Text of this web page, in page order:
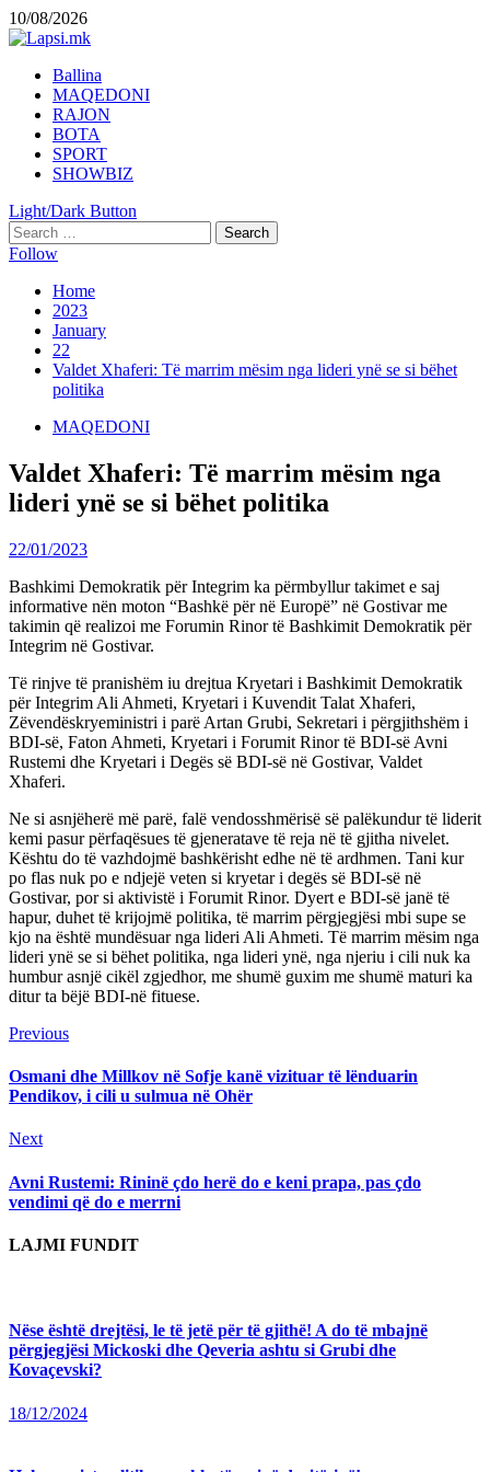
Skip
to
10/08/2026
Primary
Menu
Ballina
MAQEDONI
RAJON
BOTA
SPORT
SHOWBIZ
Light/Dark Button
Search
for:
Follow
Home
2023
January
22
Valdet Xhaferi: Të marrim mësim nga lideri ynë se si bëhet
politika
MAQEDONI
Valdet Xhaferi: Të marrim mësim nga
lideri ynë se si bëhet politika
22/01/2023
Bashkimi Demokratik për Integrim ka përmbyllur takimet e saj
informative nën moton “Bashkë për në Europë” në Gostivar me
takimin që realizoi me Forumin Rinor të Bashkimit Demokratik për
Integrim në Gostivar.
Të rinjve të pranishëm iu drejtua Kryetari i Bashkimit Demokratik
për Integrim Ali Ahmeti, Kryetari i Kuvendit Talat Xhaferi,
Zëvendëskryeministri i parë Artan Grubi, Sekretari i përgjithshëm i
BDI-së, Faton Ahmeti, Kryetari i Forumit Rinor të BDI-së Avni
Rustemi dhe Kryetari i Degës së BDI-së në Gostivar, Valdet
Xhaferi.
Ne si asnjëherë më parë, falë vendosshmërisë së palëkundur të liderit
kemi pasur përfaqësues të gjeneratave të reja në të gjitha nivelet.
Kështu do të vazhdojmë bashkërisht edhe në të ardhmen. Tani kur
po flas nuk po e ndjejë veten si kryetar i degës së BDI-së në
Gostivar, por si aktivistë i Forumit Rinor. Dyert e BDI-së janë të
hapur, duhet të krijojmë politika, të marrim përgjegjësi mbi supe se
kjo na është mundësuar nga lideri Ali Ahmeti. Të marrim mësim nga
lideri ynë se si bëhet politika, nga lideri ynë, nga njeriu i cili nuk ka
humbur asnjë cikël zgjedhor, me shumë guxim me shumë maturi ka
ditur ta bëjë BDI-në fituese.
Continue
Reading
PreviousPrevious
Osmani dhe Millkov në Sofje kanë vizituar të lënduarin
Pendikov, i cili u sulmua në Ohër
NextNext
Avni Rustemi: Rininë çdo herë do e keni prapa, pas çdo
vendimi që do e merrni
LAJMI FUNDIT
Nëse është drejtësi, le të jetë për të gjithë! A do të mbajnë
përgjegjësi Mickoski dhe Qeveria ashtu si Grubi dhe
Kovaçevski?
18/12/2024